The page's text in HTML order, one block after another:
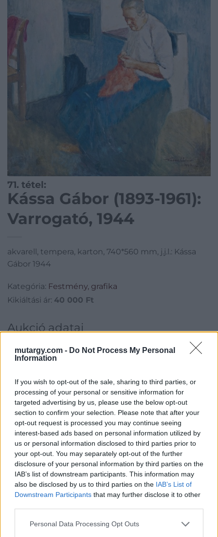
mutargy.com - Do Not Process My Personal
Information
If you wish to opt-out of the sale, sharing to third parties, or
processing of your personal or sensitive information for
targeted advertising by us, please use the below opt-out
section to confirm your selection. Please note that after your
opt-out request is processed you may continue seeing
interest-based ads based on personal information utilized by
us or personal information disclosed to third parties prior to
your opt-out. You may separately opt-out of the further
disclosure of your personal information by third parties on the
IAB’s list of downstream participants. This information may
also be disclosed by us to third parties on the IAB’s List of
Downstream Participants that may further disclose it to other
Personal Data Processing Opt Outs
71. tétel:
Kássa Gábor (1893-1961):
Varrogató, 1944
akvarell, tempera, karton, 740*560 mm, j.j.l.: Kássa
Gábor 1944
Kategória: Festmény, grafika
Kikiáltási ár: 40 000 Ft
Aukció adatai
Aukció dátuma: 2017.03.07
Aukció helye: Budapest, Balaton utca 8.
Tételszám: 71
Eladó adatai
Eladó:Nagyházi Galéria és
Aukciósház
Cím: Müller Márta
Nagyházi Galéria és Aukciósház
Kft.
Telefon: +361 475 6000 +361